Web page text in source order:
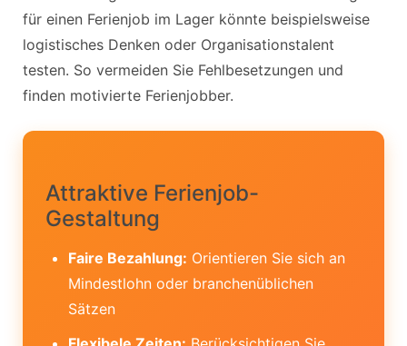
für einen Ferienjob im Lager könnte beispielsweise
logistisches Denken oder Organisationstalent
testen. So vermeiden Sie Fehlbesetzungen und
finden motivierte Ferienjobber.
Attraktive Ferienjob-
Gestaltung
Faire Bezahlung: Orientieren Sie sich an
Mindestlohn oder branchenüblichen
Sätzen